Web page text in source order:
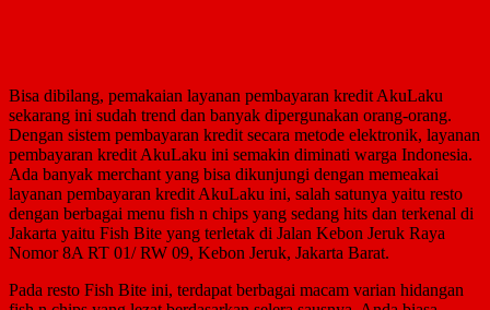
Bisa dibilang, pemakaian layanan pembayaran kredit AkuLaku
sekarang ini sudah trend dan banyak dipergunakan orang-orang.
Dengan sistem pembayaran kredit secara metode elektronik, layanan
pembayaran kredit AkuLaku ini semakin diminati warga Indonesia.
Ada banyak merchant yang bisa dikunjungi dengan memeakai
layanan pembayaran kredit AkuLaku ini, salah satunya yaitu resto
dengan berbagai menu fish n chips yang sedang hits dan terkenal di
Jakarta yaitu Fish Bite yang terletak di Jalan Kebon Jeruk Raya
Nomor 8A RT 01/ RW 09, Kebon Jeruk, Jakarta Barat.
Pada resto Fish Bite ini, terdapat berbagai macam varian hidangan